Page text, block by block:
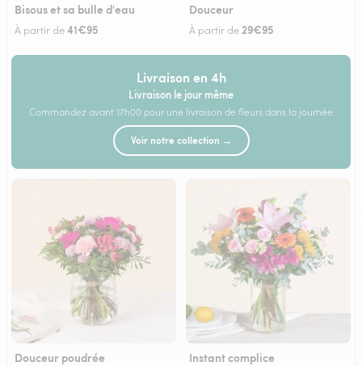
Bisous et sa bulle d'eau
À partir de41€95
Douceur
À partir de 29€95
Livraison en 4h
Livraison le jour même
Commandez avant 17h00 pour une livraison de fleurs dans la journée
Voir notre collection →
Douceur poudrée Instant complice